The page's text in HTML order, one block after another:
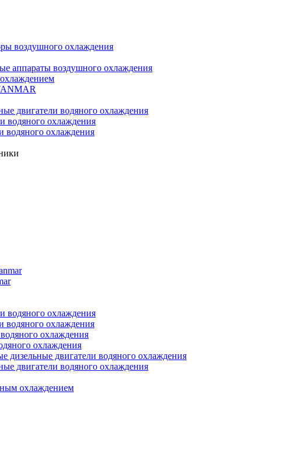
воздушного охлаждения
аппараты воздушного охлаждения
двигатели водяного охлаждения
водяного охлаждения
водяного охлаждения
водяного охлаждения
водяного охлаждения
охлаждения
охлаждения
дизельные двигатели водяного охлаждения
двигатели водяного охлаждения
охлаждением